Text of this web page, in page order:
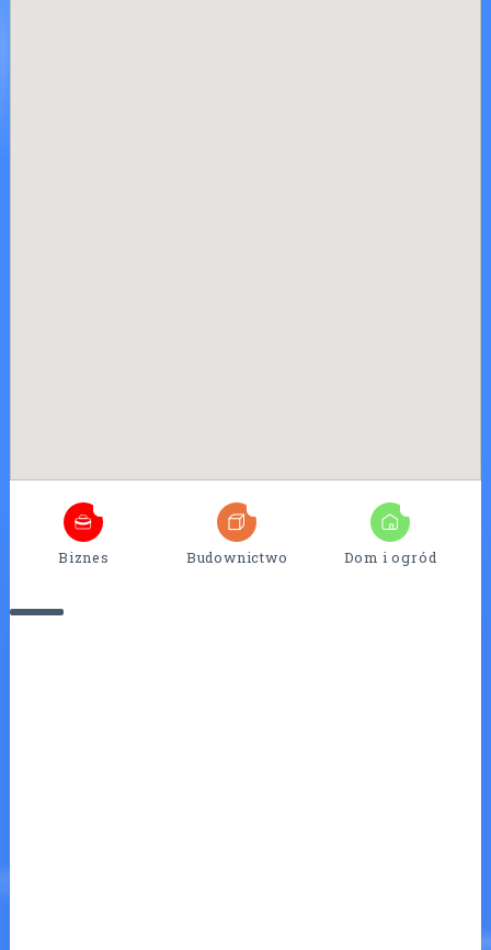
Biznes Budownictwo Dom i ogród